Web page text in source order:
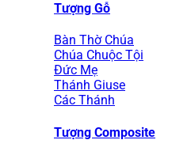
Tượng Gỗ
Bàn Thờ Chúa
Chúa Chuộc Tội
Đức Mẹ
Thánh Giuse
Các Thánh
Tượng Composite